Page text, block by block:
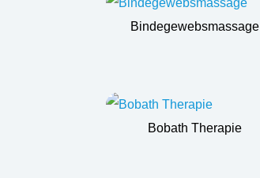
Bindegewebsmassage
Bobath Therapie